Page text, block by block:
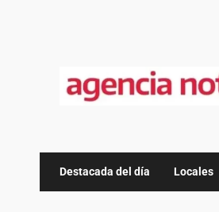
Destacada del día Locales